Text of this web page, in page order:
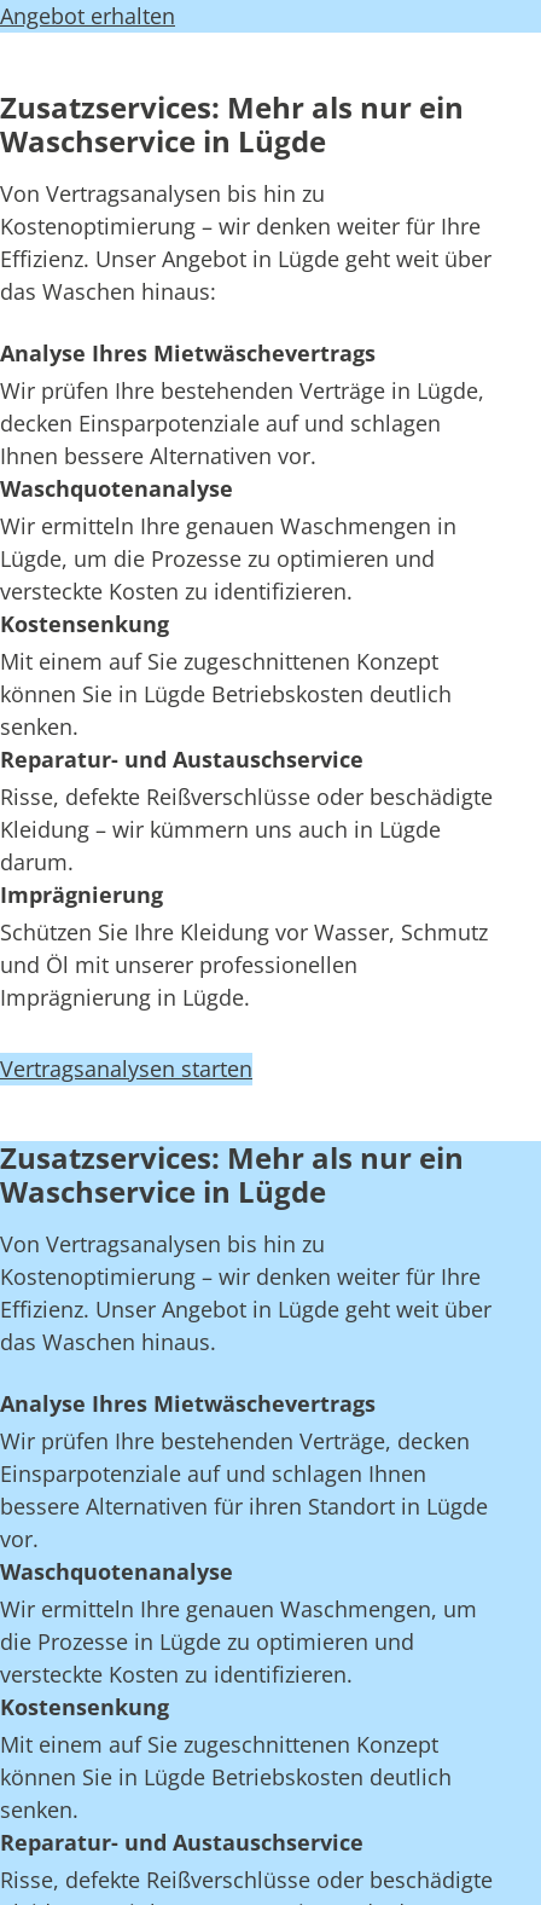
Angebot erhalten
Zusatzservices: Mehr als nur ein
Waschservice in Lügde
Von Vertragsanalysen bis hin zu
Kostenoptimierung – wir denken weiter für Ihre
Effizienz. Unser Angebot in Lügde geht weit über
das Waschen hinaus:
Analyse Ihres Mietwäschevertrags
Wir prüfen Ihre bestehenden Verträge in Lügde,
decken Einsparpotenziale auf und schlagen
Ihnen bessere Alternativen vor.
Waschquotenanalyse
Wir ermitteln Ihre genauen Waschmengen in
Lügde, um die Prozesse zu optimieren und
versteckte Kosten zu identifizieren.
Kostensenkung
Mit einem auf Sie zugeschnittenen Konzept
können Sie in Lügde Betriebskosten deutlich
senken.
Reparatur- und Austauschservice
Risse, defekte Reißverschlüsse oder beschädigte
Kleidung – wir kümmern uns auch in Lügde
darum.
Imprägnierung
Schützen Sie Ihre Kleidung vor Wasser, Schmutz
und Öl mit unserer professionellen
Imprägnierung in Lügde.
Vertragsanalysen starten
Zusatzservices: Mehr als nur ein
Waschservice in Lügde
Von Vertragsanalysen bis hin zu
Kostenoptimierung – wir denken weiter für Ihre
Effizienz. Unser Angebot in Lügde geht weit über
das Waschen hinaus.
Analyse Ihres Mietwäschevertrags
Wir prüfen Ihre bestehenden Verträge, decken
Einsparpotenziale auf und schlagen Ihnen
bessere Alternativen für ihren Standort in Lügde
vor.
Waschquotenanalyse
Wir ermitteln Ihre genauen Waschmengen, um
die Prozesse in Lügde zu optimieren und
versteckte Kosten zu identifizieren.
Kostensenkung
Mit einem auf Sie zugeschnittenen Konzept
können Sie in Lügde Betriebskosten deutlich
senken.
Reparatur- und Austauschservice
Risse, defekte Reißverschlüsse oder beschädigte